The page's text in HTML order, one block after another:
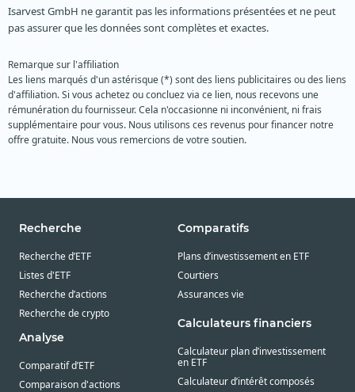
Isarvest GmbH ne garantit pas les informations présentées et ne peut
pas assurer que les données sont complètes et exactes.
Remarque sur l'affiliation
Les liens marqués d'un astérisque (*) sont des liens publicitaires ou des liens
d'affiliation. Si vous achetez ou concluez via ce lien, nous recevons une
rémunération du fournisseur. Cela n'occasionne ni inconvénient, ni frais
supplémentaire pour vous. Nous utilisons ces revenus pour financer notre
offre gratuite. Nous vous remercions de votre soutien.
Recherche
Recherche d’ETF
Listes d'ETF
Recherche d’actions
Recherche de crypto
Analyse
Comparatif d’ETF
Comparaison d'actions
Comparatifs
Plans d’investissement en ETF
Courtiers
Assurances vie
Calculateurs financiers
Calculateur plan d’investissement
en ETF
Calculateur d’intérêt composés